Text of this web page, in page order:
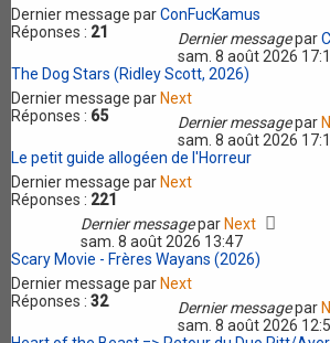
Dernier message parConFucKamus
Réponses : 21 Dernier messagepar
sam. 8 août 2026
The Dog Stars (Ridley Scott, 2026)
Dernier message par Next
Réponses : 65 Dernier messagepar
sam. 8 août 2026
Le petit guide allogéen de l'Horreur
Dernier message par Next
Réponses : 221
Dernier messagepar Next
sam. 8 août 2026 13:47
Scary Movie - Frères Wayans (2026)
Dernier message par Next
Réponses : 32 Dernier messagepar
sam. 8 août 2026